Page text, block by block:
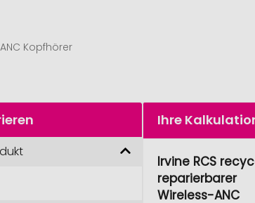
Kopfhörer
Ihre
Irvine RCS
reparierbarer
Wireless-ANC